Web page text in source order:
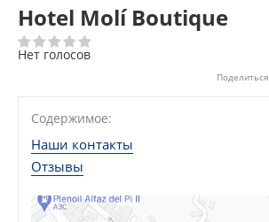
ПИТАНИЕ
ПРОЖИВАНИЕ
ПЛЯЖИ
ДОСТОПРИМЕЧАТЕЛЬНОСТИ
КЕМПИНГ
КОМАРКИ (РАЙОНЫ)
РЕЦЕПТЫ
СТАТЬИ
Hotel Molí Boutique
Нет голосов
Поделиться
Содержимое:
Наши контакты
Отзывы